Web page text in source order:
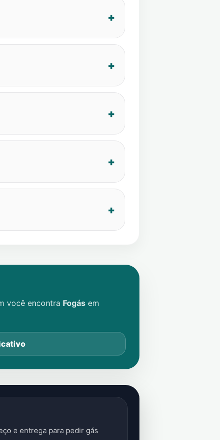
você encontra Fogás em
e entrega para pedir gás